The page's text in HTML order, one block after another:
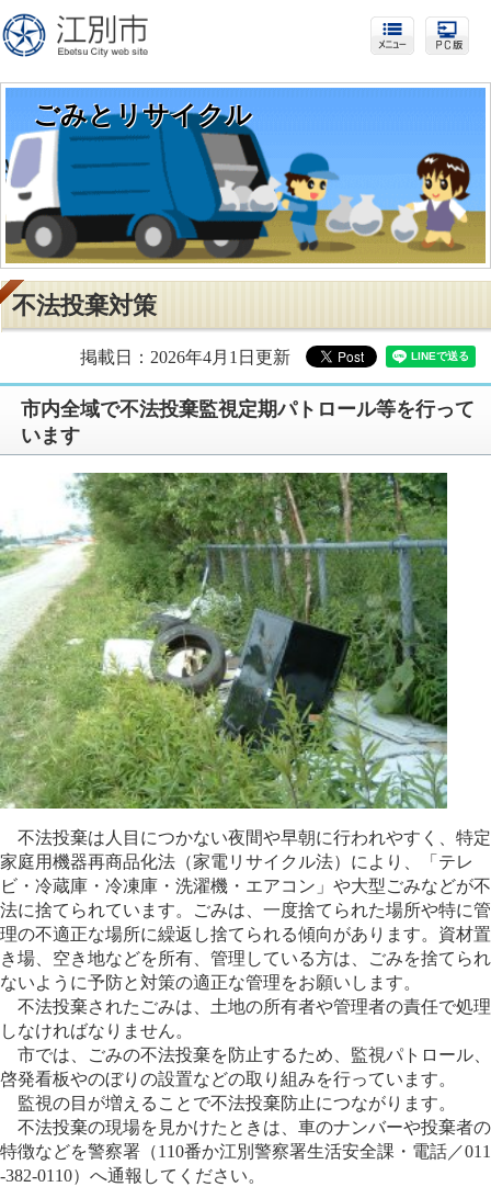
ごみとリサイクル
不法投棄対策
掲載日：2026年4月1日更新
市内全域で不法投棄監視定期パトロール等を行って
います
不法投棄は人目につかない夜間や早朝に行われやすく、特定
家庭用機器再商品化法（家電リサイクル法）により、「テレ
ビ・冷蔵庫・冷凍庫・洗濯機・エアコン」や大型ごみなどが不
法に捨てられています。ごみは、一度捨てられた場所や特に管
理の不適正な場所に繰返し捨てられる傾向があります。資材置
き場、空き地などを所有、管理している方は、ごみを捨てられ
ないように予防と対策の適正な管理をお願いします。
不法投棄されたごみは、土地の所有者や管理者の責任で処理
しなければなりません。
市では、ごみの不法投棄を防止するため、監視パトロール、
啓発看板やのぼりの設置などの取り組みを行っています。
監視の目が増えることで不法投棄防止につながります。
不法投棄の現場を見かけたときは、車のナンバーや投棄者の
特徴などを警察署（110番か江別警察署生活安全課・電話／011
‐382-0110）へ通報してください。